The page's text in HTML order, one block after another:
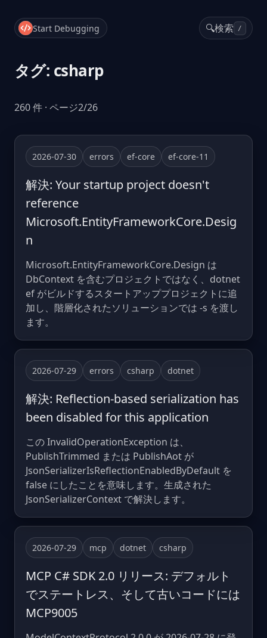
Start Debugging 🔍検索 /
タグ: csharp
260 件 · ページ2/26
2026-07-30 errors ef-core ef-core-11
解決: Your startup project doesn't
reference
Microsoft.EntityFrameworkCore.Desig
n
Microsoft.EntityFrameworkCore.Design は
DbContext を含むプロジェクトではなく、dotnet
ef がビルドするスタートアッププロジェクトに追
加し、階層化されたソリューションでは -s を渡し
ます。
2026-07-29 errors csharp dotnet
解決: Reflection-based serialization has
been disabled for this application
この InvalidOperationException は、
PublishTrimmed または PublishAot が
JsonSerializerIsReflectionEnabledByDefault を
false にしたことを意味します。生成された
JsonSerializerContext で解決します。
2026-07-29 mcp dotnet csharp
MCP C# SDK 2.0 リリース: デフォルト
でステートレス、そして古いコードには
MCP9005